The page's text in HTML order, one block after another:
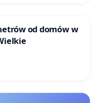
od domów w